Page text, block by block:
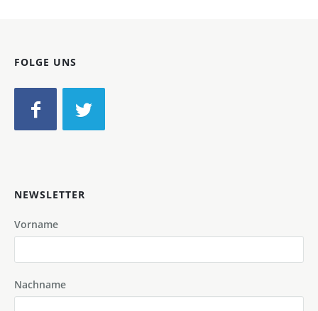
FOLGE UNS
NEWSLETTER
Vorname
Nachname